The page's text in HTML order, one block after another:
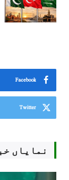
Facebook
Twitter
نمایاں